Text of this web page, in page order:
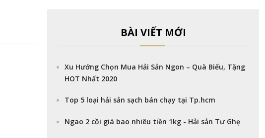
BÀI VIẾT MỚI
Xu Hướng Chọn Mua Hải Sản Ngon – Quà Biếu, Tặng
HOT Nhất 2020
Top 5 loại hải sản sạch bán chạy tại Tp.hcm
Ngao 2 cồi giá bao nhiêu tiền 1kg - Hải sản Tư Ghẹ